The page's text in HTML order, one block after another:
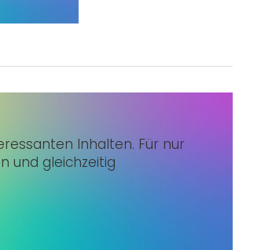
Inhalten. Für nur
und gleichzeitig